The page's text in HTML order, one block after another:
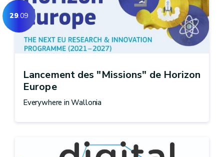
29.09
Lancement des "Missions" de Horizon
Europe
Everywhere in Wallonia